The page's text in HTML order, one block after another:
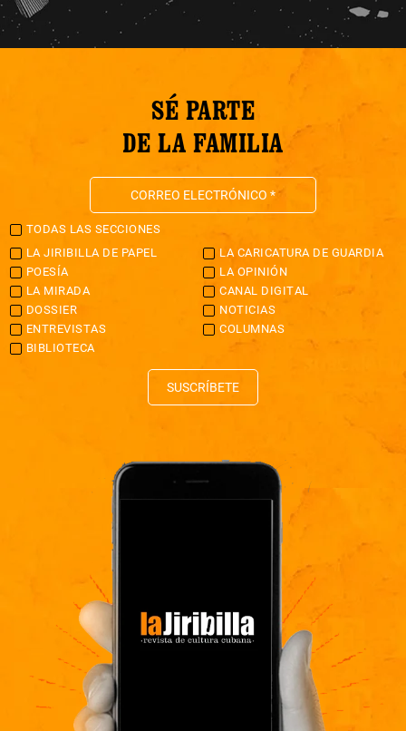
SÉ PARTE
DE LA FAMILIA
TODAS LAS SECCIONES
LA JIRIBILLA DE PAPEL
LA CARICATURA DE GUARDIA
POESÍA
LA OPINIÓN
LA MIRADA
CANAL DIGITAL
DOSSIER
NOTICIAS
ENTREVISTAS
COLUMNAS
BIBLIOTECA
SUSCRÍBETE